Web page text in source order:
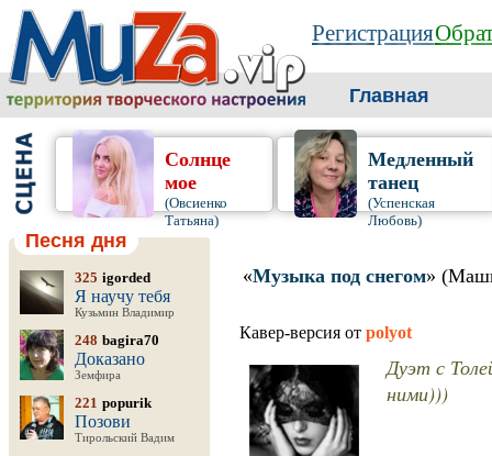
Регистрация
Главная
Солнце
мое
(Овсиенко
Татьяна)
Медленный
танец
(Успенская
Любовь)
Песня дня
325 igorded
Я научу тебя
Кузьмин Владимир
248 bagira70
Доказано
Земфира
221 popurik
Позови
Тирольский Вадим
«Музыка под снегом»
Кавер-версия от polyot
Дуэт с
ними)))